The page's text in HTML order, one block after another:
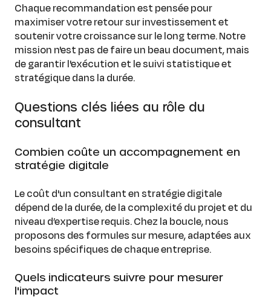
Chaque recommandation est pensée pour
maximiser votre retour sur investissement et
soutenir votre croissance sur le long terme. Notre
mission n'est pas de faire un beau document, mais
de garantir l'exécution et le suivi statistique et
stratégique dans la durée.
Questions clés liées au rôle du
consultant
Combien coûte un accompagnement en
stratégie digitale
Le coût d'un consultant en stratégie digitale
dépend de la durée, de la complexité du projet et du
niveau d’expertise requis. Chez la boucle, nous
proposons des formules sur mesure, adaptées aux
besoins spécifiques de chaque entreprise.
Quels indicateurs suivre pour mesurer
l'impact